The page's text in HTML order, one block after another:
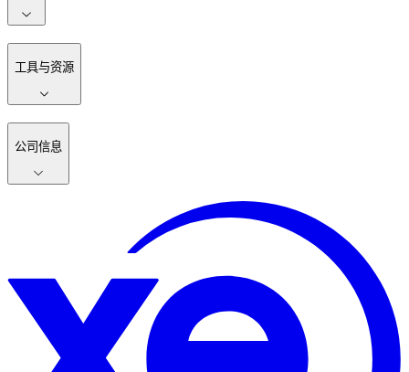
工具与资源
公司信息